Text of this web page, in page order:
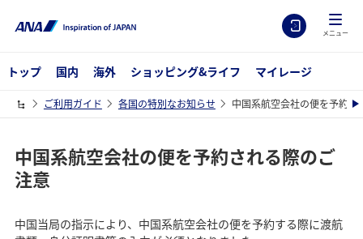
メニュー
トップ 国内 海外 ショッピング&ライフ マイレージ
ご利用ガイド 各国の特別なお知らせ 中国系航空会社の便を予約さ
中国系航空会社の便を予約される際のご
注意
中国当局の指示により、中国系航空会社の便を予約する際に渡航